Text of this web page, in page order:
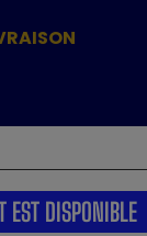
EST DISPONIBLE